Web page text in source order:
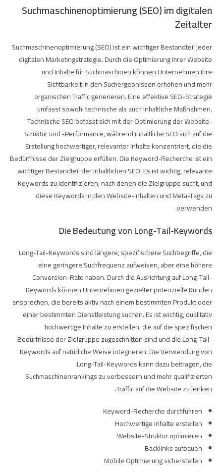
Suchmaschinenoptimierung (SEO) im digitalen
Zeitalter
Suchmaschinenoptimierung (SEO) ist ein wichtiger Bestandteil jeder
digitalen Marketingstrategie. Durch die Optimierung ihrer Website
und Inhalte für Suchmaschinen können Unternehmen ihre
Sichtbarkeit in den Suchergebnissen erhöhen und mehr
organischen Traffic generieren. Eine effektive SEO-Strategie
umfasst sowohl technische als auch inhaltliche Maßnahmen.
Technische SEO befasst sich mit der Optimierung der Website-
Struktur und -Performance, während inhaltliche SEO sich auf die
Erstellung hochwertiger, relevanter Inhalte konzentriert, die die
Bedürfnisse der Zielgruppe erfüllen. Die Keyword-Recherche ist ein
wichtiger Bestandteil der inhaltlichen SEO. Es ist wichtig, relevante
Keywords zu identifizieren, nach denen die Zielgruppe sucht, und
diese Keywords in den Website-Inhalten und Meta-Tags zu
verwenden.
Die Bedeutung von Long-Tail-Keywords
Long-Tail-Keywords sind längere, spezifischere Suchbegriffe, die
eine geringere Suchfrequenz aufweisen, aber eine höhere
Conversion-Rate haben. Durch die Ausrichtung auf Long-Tail-
Keywords können Unternehmen gezielter potenzielle Kunden
ansprechen, die bereits aktiv nach einem bestimmten Produkt oder
einer bestimmten Dienstleistung suchen. Es ist wichtig, qualitativ
hochwertige Inhalte zu erstellen, die auf die spezifischen
Bedürfnisse der Zielgruppe zugeschnitten sind und die Long-Tail-
Keywords auf natürliche Weise integrieren. Die Verwendung von
Long-Tail-Keywords kann dazu beitragen, die
Suchmaschinenrankings zu verbessern und mehr qualifizierten
Traffic auf die Website zu lenken.
Keyword-Recherche durchführen
Hochwertige Inhalte erstellen
Website-Struktur optimieren
Backlinks aufbauen
Mobile Optimierung sicherstellen